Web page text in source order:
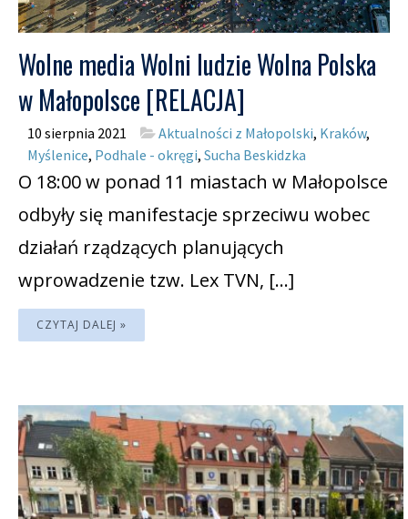
Wolne media Wolni ludzie Wolna Polska
w Małopolsce [RELACJA]
10 sierpnia 2021 Aktualności z Małopolski, Kraków,
Myślenice, Podhale - okręgi, Sucha Beskidzka
O 18:00 w ponad 11 miastach w Małopolsce
odbyły się manifestacje sprzeciwu wobec
działań rządzących planujących
wprowadzenie tzw. Lex TVN, […]
CZYTAJ DALEJ »